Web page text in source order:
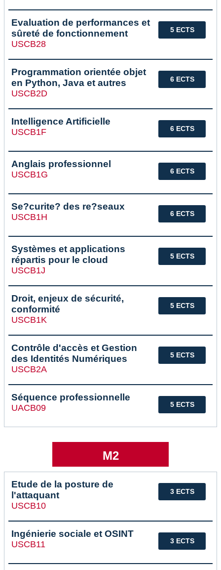
5 ECTS
Evaluation de performances et
sûreté de fonctionnement
USCB28
6 ECTS
Programmation orientée objet
en Python, Java et autres
USCB2D
6 ECTS
Intelligence Artificielle
USCB1F
6 ECTS
Anglais professionnel
USCB1G
6 ECTS
Se?curite? des re?seaux
USCB1H
5 ECTS
Systèmes et applications
répartis pour le cloud
USCB1J
5 ECTS
Droit, enjeux de sécurité,
conformité
USCB1K
5 ECTS
Contrôle d'accès et Gestion
des Identités Numériques
USCB2A
5 ECTS
Séquence professionnelle
UACB09
M2
3 ECTS
Etude de la posture de
l'attaquant
USCB10
3 ECTS
Ingénierie sociale et OSINT
USCB11